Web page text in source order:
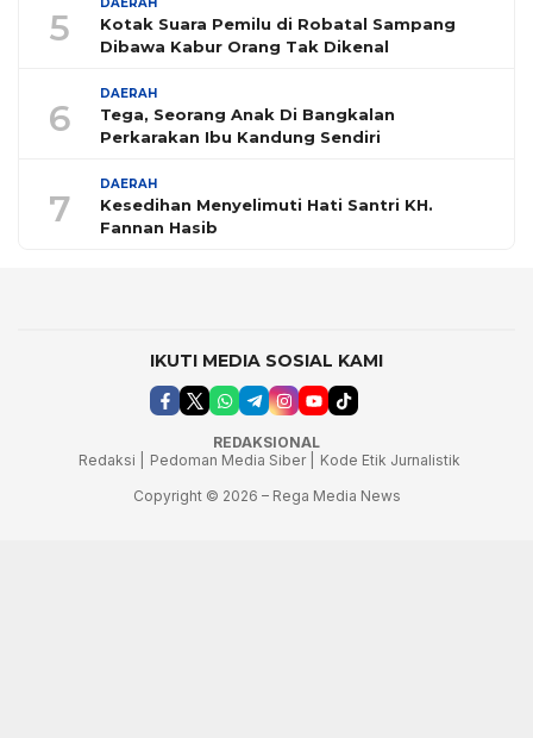
5
DAERAH
Kotak Suara Pemilu di Robatal Sampang
Dibawa Kabur Orang Tak Dikenal
6
DAERAH
Tega, Seorang Anak Di Bangkalan
Perkarakan Ibu Kandung Sendiri
7
DAERAH
Kesedihan Menyelimuti Hati Santri KH.
Fannan Hasib
IKUTI MEDIA SOSIAL KAMI
REDAKSIONAL
Redaksi |
Pedoman Media Siber |
Kode Etik Jurnalistik
Copyright © 2026 – Rega Media News